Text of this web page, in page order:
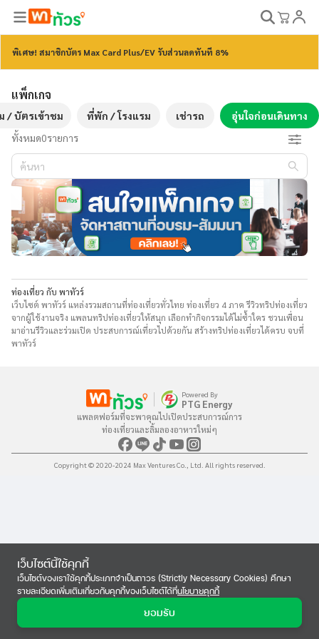
เว็บไซต์นี้ใช้คุกกี้
เว็บไซต์ของเราใช้คุกกี้ประเภทจำเป็นถาวร (Strictly Necessary Cookies) ศึกษา
รายละเอียดเพิ่มเติมเกี่ยวกับคุกกี้ของเว็บไซต์ได้ที่นโยบายคุกกี้
ยอมรับ
พิเศษ! สมาชิกบัตร Max Card Plus/EV รับส่วนลดทันที 8%
แพ็กเกจ
/ บัตรเข้าชม ที่พัก / โรงแรม เช่ารถ
อุ่นใจก่อนเดินทาง
ทั้งหมด0รายการ
ท่องเที่ยว กับ พาทัวร์
เว็บไซต์ พาทัวร์ แหล่งรวมสถานที่ท่องเที่ยวทั่วไทย ท่องเที่ยว 4 ภาค รีวิวทริปท่องเที่ยว
จากผู้ใช้งานจริง แพลนทริปท่องเที่ยวให้สนุก เลือกทำกิจกรรมได้ไม่ซ้ำใคร ชวนเพื่อน
มาอ่านรีวิวและร่วมเปิด ประสบการณ์เที่ยวไปด้วยกัน สร้างทริปท่องเที่ยวได้ครบ จบที่
พาทัวร์
Powered By
PTG Energy
แพลตฟอร์มที่จะพาคุณไปเปิดประสบการณ์การ
ท่องเที่ยวและลิ้มลองอาหารใหม่ๆ
Copyright © 2020-2024 Max Ventures Co., Ltd. All rights reserved.